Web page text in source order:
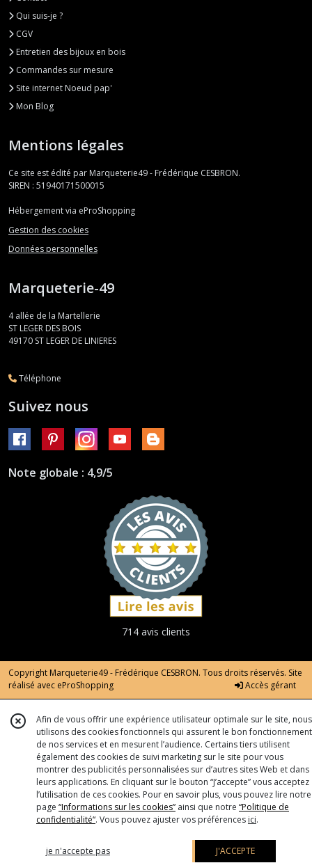
Qui suis-je ?
CGV
Entretien des bijoux en bois
Commandes sur mesure
Site internet Noeud pap'
Mon Blog
Mentions légales
Ce site est édité par Marqueterie49 - Frédérique CESBRON.
SIREN : 51940171500015
Hébergement via eProShopping
Gestion des cookies
Données personnelles
Marqueterie-49
4 allée de la Martellerie
ST LEGER DES BOIS
49170 ST LEGER DE LINIERES
Téléphone
Suivez nous
Note globale : 4,9/5
714 avis clients
Copyright Marqueterie49 - Frédérique CESBRON. Tous droits réservés. Site
réalisé avec eProShopping Accès gérant
Afin de vous offrir une expérience utilisateur optimale sur le site, nous
utilisons des cookies fonctionnels qui assurent le bon fonctionnement
de nos services et en mesurent l’audience. Certains tiers utilisent
également des cookies de suivi marketing sur le site pour vous
montrer des publicités personnalisées sur d’autres sites Web et dans
leurs applications. En cliquant sur le bouton “J’accepte” vous acceptez
l’utilisation de ces cookies. Pour en savoir plus, vous pouvez lire notre
page “Informations sur les cookies” ainsi que notre “Politique de
confidentialité“. Vous pouvez ajuster vos préférences ici.
je n'accepte pas J'ACCEPTE